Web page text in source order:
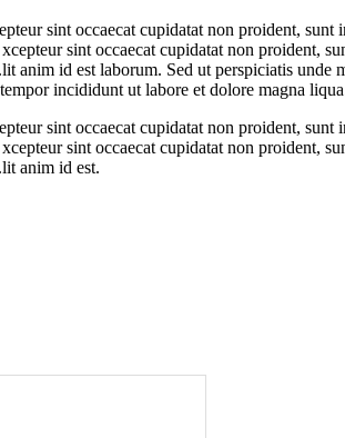
sint occaecat cupidatat non proident,
sint occaecat cupidatat non proident,
anim id est laborum. Sed ut perspiciatis
incididunt ut labore et dolore magna
sint occaecat cupidatat non proident,
sint occaecat cupidatat non proident,
anim id est.